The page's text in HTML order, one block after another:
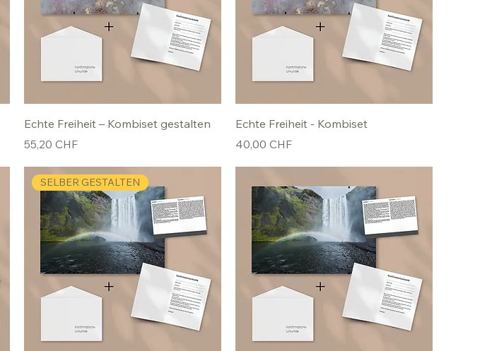
Echte Freiheit – Kombiset gestalten
Preis
55,20 CHF
Echte Freiheit - Kombiset
Preis
40,00 CHF
SELBER GESTALTEN